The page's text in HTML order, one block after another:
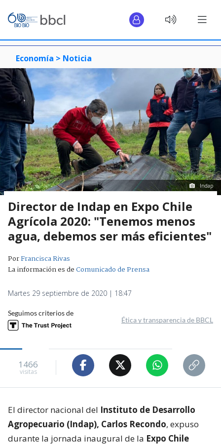
Economía > Noticia
Indap
Director de Indap en Expo Chile
Agrícola 2020: "Tenemos menos
agua, debemos ser más eficientes"
PorFrancisca Rivas
La información es deComunicado de Prensa
Martes 29 septiembre de 2020 | 18:47
Seguimos criterios de
Ética y transparencia de BBCL
1466
visitas
El director nacional del Instituto de Desarrollo
Agropecuario (Indap), Carlos Recondo, expuso
durante la jornada inaugural de la Expo Chile